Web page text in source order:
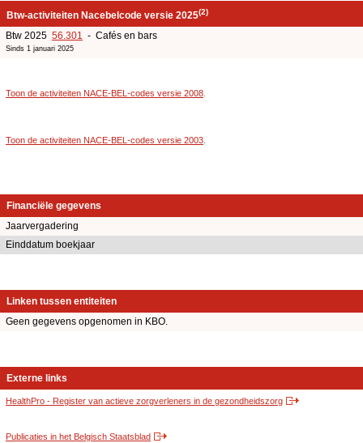
Btw-activiteiten Nacebelcode versie 2025(2)
Btw 2025 56.301 - Cafés en bars
Sinds 1 januari 2025
Toon de activiteiten NACE-BEL-codes versie 2008
Toon de activiteiten NACE-BEL-codes versie 2003
Financiële gegevens
Jaarvergadering
Einddatum boekjaar
Linken tussen entiteiten
Geen gegevens opgenomen in KBO.
Externe links
HealthPro - Register van actieve zorgverleners in de gezondheidszorg
Publicaties in het Belgisch Staatsblad